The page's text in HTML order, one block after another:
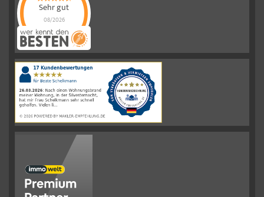
Sehr gut
08/2026
Schelkmann
Immobilienhat
|110Schelkmann
ImmobilienBewertungen
auf
werkenntdenBESTEN.de